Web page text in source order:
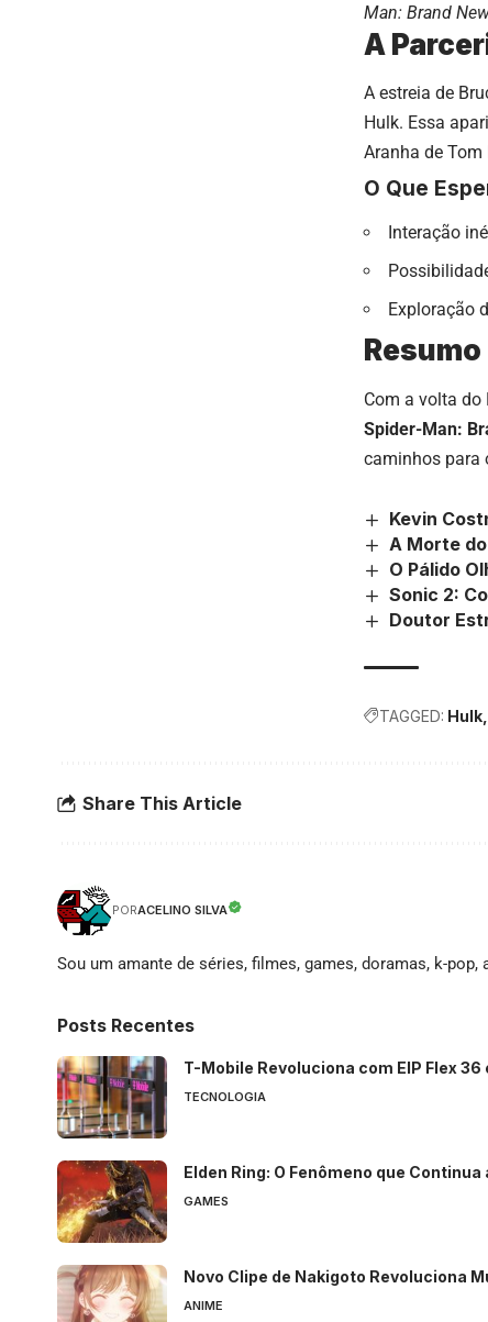
Man: Brand
A
A estreia de
Hulk. Essa
Aranha de Tom
O Que
Interação
Exploração
Resumo
Com a volta do
Spider-Man:
caminhos para
Kevin
A Morte
O Pálido
Sonic 2:
Doutor
TAGGED:
Share This Article
PORACELINO SILVA
Sou um amante de séries, filmes, games, doramas, k-
Posts Recentes
T-Mobile Revoluciona com EIP Flex
TECNOLOGIA
Elden Ring: O Fenômeno que Continua
GAMES
Novo Clipe de Nakigoto Revoluciona
ANIME